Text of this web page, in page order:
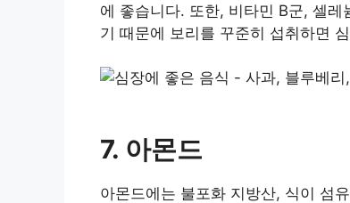
에 좋습니다. 또한, 비타민 B군, 셀
기 때문에 보리를 꾸준히 섭취하면
7. 아몬드
아몬드에는 불포화 지방산, 식이 섬